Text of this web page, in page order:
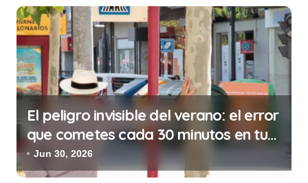
r
a
d
a
El peligro invisible del verano: el error
que cometes cada 30 minutos en tu
trabajo (y la ilegalidad que te puede
costar la vida)
Jun 30, 2026